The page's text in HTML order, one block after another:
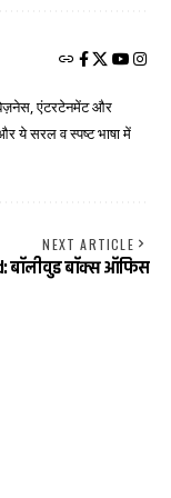
एंटरटेनमेंट और
ये सरल व स्पष्ट भाषा में
NEXT ARTICLE
बॉलीवुड बॉक्स ऑफिस